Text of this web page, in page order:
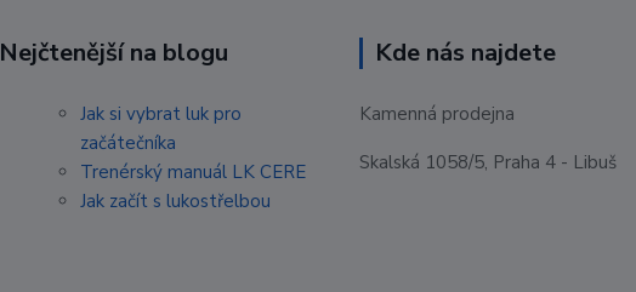
Nejčtenější na blogu
Jak si vybrat luk pro
začátečníka
Trenérský manuál LK CERE
Jak začít s lukostřelbou
Kde nás najdete
Kamenná prodejna
Skalská 1058/5, Praha 4 - Libuš